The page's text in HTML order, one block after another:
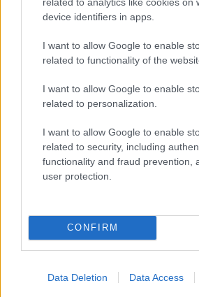
device identifiers in apps.
I want to allow Google to enable
related to functionality of the
I want to allow Google to enable
related to personalization.
I want to allow Google to enable
related to security, including
functionality and fraud prevention,
user protection.
CONFIRM
Data Deletion Data Access